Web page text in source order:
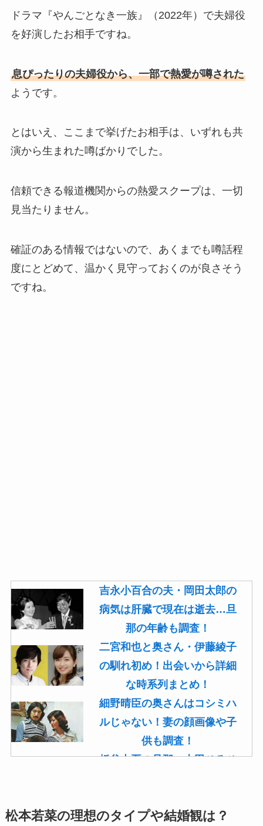
ドラマ『やんごとなき一族』（2022年）で夫婦役
を好演したお相手ですね。
息ぴったりの夫婦役から、一部で熱愛が噂された
ようです。
とはいえ、ここまで挙げたお相手は、いずれも共
演から生まれた噂ばかりでした。
信頼できる報道機関からの熱愛スクープは、一切
見当たりません。
確証のある情報ではないので、あくまでも噂話程
度にとどめて、温かく見守っておくのが良さそう
ですね。
吉永小百合の夫・岡田太郎の
病気は肝臓で現在は逝去…旦
那の年齢も調査！
二宮和也と奥さん・伊藤綾子
の馴れ初め！出会いから詳細
な時系列まとめ！
細野晴臣の奥さんはコシミハ
ルじゃない！妻の顔画像や子
供も調査！
板谷由夏の旦那・古田ひろひ
菊池桃子の旦那・新原浩朗(官
松本若菜の理想のタイプや結婚観は？